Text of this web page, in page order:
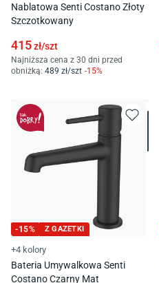
Nablatowa Senti Costano Złoty
Szczotkowany
415zł/szt
Najniższa cena z 30 dni przed
obniżką: 489 zł/szt -15%
-15% Z GAZETKI
+4 kolory
Bateria Umywalkowa Senti
Costano Czarny Mat